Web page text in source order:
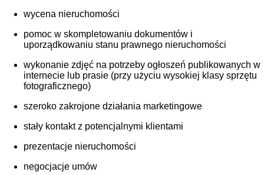
wycena nieruchomości
pomoc w skompletowaniu dokumentów i
uporządkowaniu stanu prawnego nieruchomości
wykonanie zdjęć na potrzeby ogłoszeń publikowanych w
internecie lub prasie (przy użyciu wysokiej klasy sprzętu
fotograficznego)
szeroko zakrojone działania marketingowe
stały kontakt z potencjalnymi klientami
prezentacje nieruchomości
negocjacje umów